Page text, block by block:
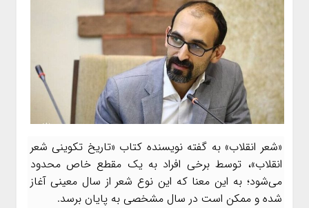
«شعر انقلاب» به گفته نویسنده کتاب «تاریخ تکوینی شعر
انقلاب»، توسط برخی افراد به یک مقطع خاص محدود
می‌شود؛ به این معنا که این نوع شعر از سال معینی آغاز
شده و ممکن است در سال مشخصی به پایان برسد.